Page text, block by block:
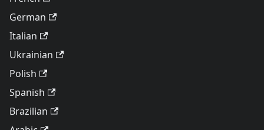
German
Italian
Ukrainian
Polish
Spanish
Brazilian